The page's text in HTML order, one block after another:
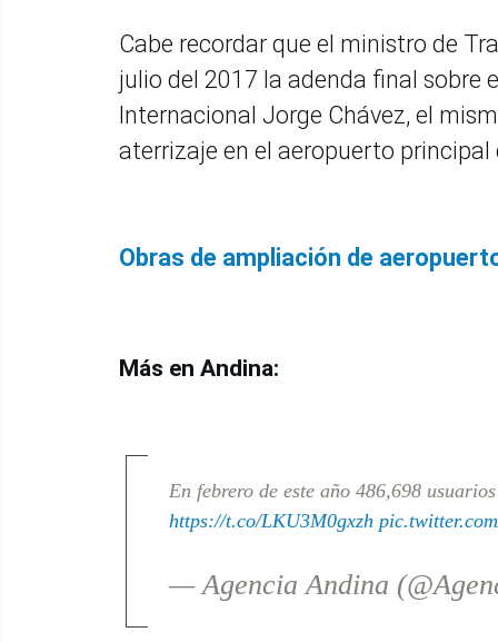
Cabe recordar que el ministro de
julio del 2017 la adenda final sobre
Internacional Jorge Chávez, el
aterrizaje en el aeropuerto
Obras de ampliación de
Más en Andina:
En febrero de este año 486,698
https://t.co/LKU3M0gxzh
— Agencia Andina